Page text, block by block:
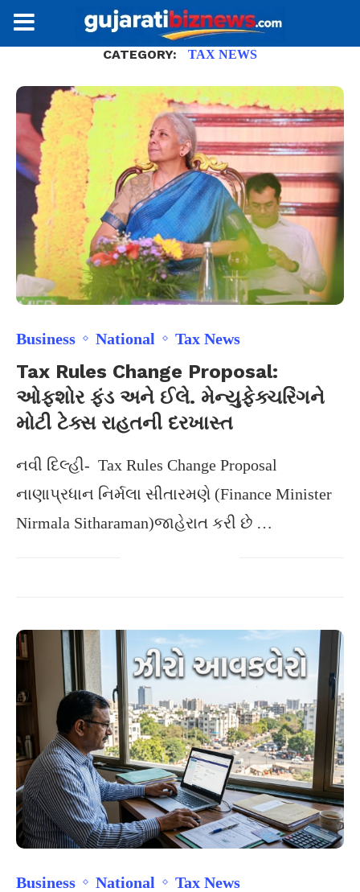
CATEGORY: TAX NEWS
Business National Tax News
Tax Rules Change Proposal:
ઓફશોર ફંડ અને ઈલે. મેન્યુફેક્ચરિંગને
મોટી ટેક્સ રાહતની દરખાસ્ત
નવી દિલ્હી- Tax Rules Change Proposal
નાણાપ્રધાન નિર્મલા સીતારમણે (Finance Minister
Nirmala Sitharaman)જાહેરાત કરી છે …
Business National Tax News